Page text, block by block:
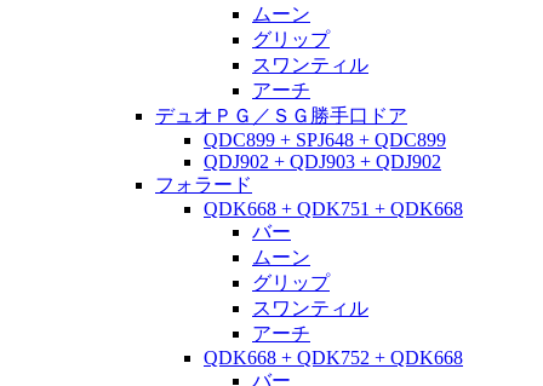
ムーン
グリップ
スワンティル
アーチ
デュオＰＧ／ＳＧ勝手口ドア
QDC899 + SPJ648 + QDC899
QDJ902 + QDJ903 + QDJ902
フォラード
QDK668 + QDK751 + QDK668
バー
ムーン
グリップ
スワンティル
アーチ
QDK668 + QDK752 + QDK668
バー